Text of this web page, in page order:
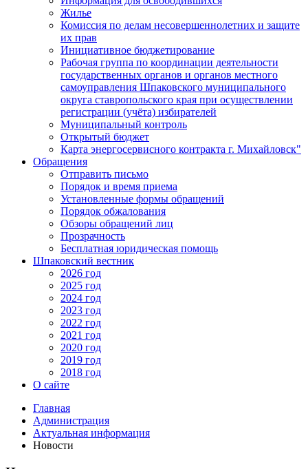
Жилье
Комиссия по делам несовершеннолетних и защите
их прав
Инициативное бюджетирование
Рабочая группа по координации деятельности
государственных органов и органов местного
самоуправления Шпаковского муниципального
округа ставропольского края при осуществлении
регистрации (учёта) избирателей
Муниципальный контроль
Открытый бюджет
Карта энергосервисного контракта г. Михайловск"
Обращения
Отправить письмо
Порядок и время приема
Установленные формы обращений
Порядок обжалования
Обзоры обращений лиц
Прозрачность
Бесплатная юридическая помощь
Шпаковский вестник
2026 год
2025 год
2024 год
2023 год
2022 год
2021 год
2020 год
2019 год
2018 год
О сайте
Главная
Администрация
Актуальная информация
Новости